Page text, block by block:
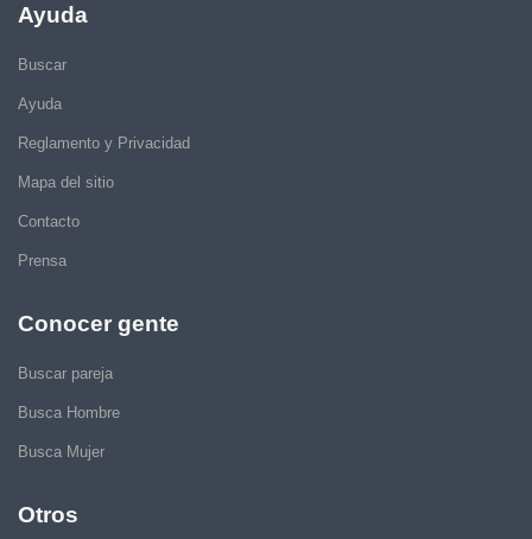
Ayuda
Buscar
Ayuda
Reglamento y Privacidad
Mapa del sitio
Contacto
Prensa
Conocer gente
Buscar pareja
Busca Hombre
Busca Mujer
Otros